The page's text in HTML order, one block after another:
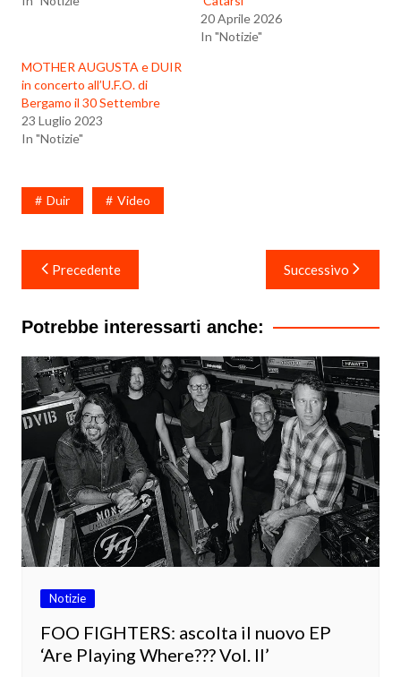
20 Aprile 2026
In "Notizie"
MOTHER AUGUSTA e DUIR
in concerto all’U.F.O. di
Bergamo il 30 Settembre
23 Luglio 2023
In "Notizie"
Duir Video
Navigazione
articoli
Precedente Successivo
Potrebbe interessarti anche:
Notizie
FOO FIGHTERS: ascolta il nuovo EP
‘Are Playing Where??? Vol. II’